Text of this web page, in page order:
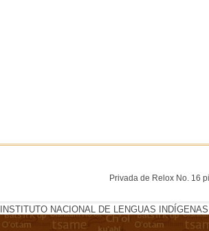
Privada de Relox No. 16
INSTITUTO NACIONAL DE LENGUAS